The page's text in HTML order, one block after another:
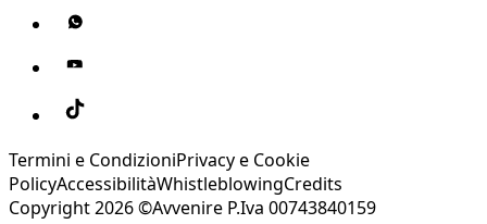
Termini e CondizioniPrivacy e Cookie
PolicyAccessibilitàWhistleblowingCredits
Copyright 2026 ©Avvenire P.Iva 00743840159